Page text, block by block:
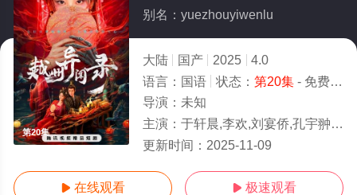
第20集
别名：yuezhouyiwenlu
大陆 国产 2025
4.0
语言： 国语 状态： 第20集- 免费在线观看
导演： 未知
主演： 于轩晨,李欢,刘宴侨,孔宇翀,段秋钰,杨雨橙,王筱涵
更新时间： 2025-11-09
 在线观看  极速观看